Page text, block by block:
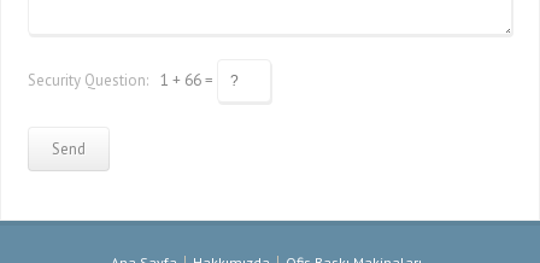
Security Question: 1 + 66 =